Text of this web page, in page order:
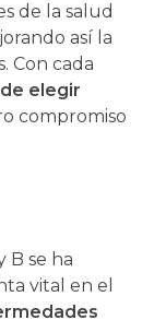
de la salud
así la
Con cada
elegir
compromiso
B se ha
vital en el